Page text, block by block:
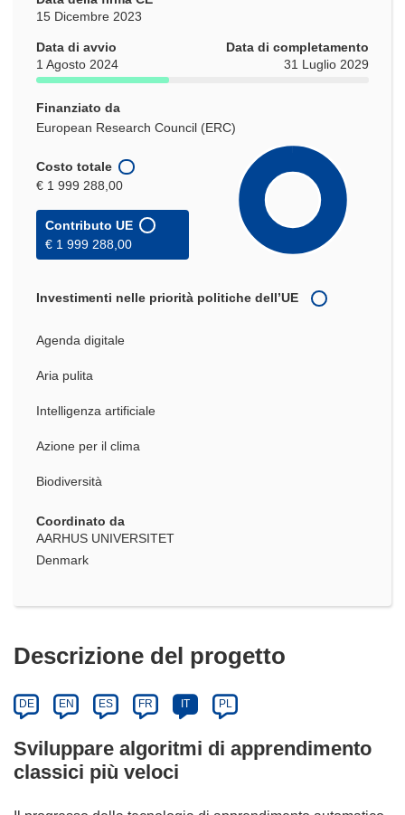
15 Dicembre 2023
Data di avvio
1 Agosto 2024
Data di completamento
31 Luglio 2029
Finanziato da
European Research Council (ERC)
Costo totale
€ 1 999 288,00
Contributo UE
€ 1 999 288,00
Investimenti nelle priorità politiche dell’UE
Agenda digitale
Aria pulita
Intelligenza artificiale
Azione per il clima
Biodiversità
Coordinato da
AARHUS UNIVERSITET
Denmark
Descrizione del progetto
DE EN ES FR IT PL
Sviluppare algoritmi di apprendimento
classici più veloci